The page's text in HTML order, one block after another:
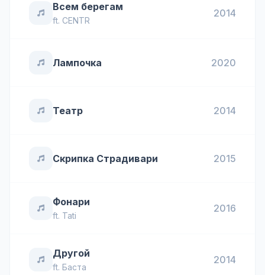
Всем берегам
ft. CENTR
2014
Лампочка 2020
Театр 2014
Скрипка Страдивари 2015
Фонари
ft. Tati
2016
Другой
ft. Баста
2014